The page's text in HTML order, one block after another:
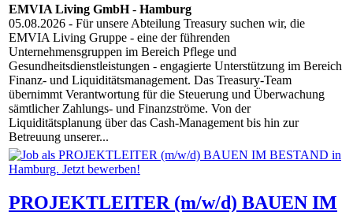
EMVIA Living GmbH- Hamburg
05.08.2026 - Für unsere Abteilung Treasury suchen wir, die
EMVIA Living Gruppe - eine der führenden
Unternehmensgruppen im Bereich Pflege und
Gesundheitsdienstleistungen - engagierte Unterstützung im Bereich
Finanz- und Liquiditätsmanagement. Das Treasury-Team
übernimmt Verantwortung für die Steuerung und Überwachung
sämtlicher Zahlungs- und Finanzströme. Von der
Liquiditätsplanung über das Cash-Management bis hin zur
Betreuung unserer...
PROJEKTLEITER (m/w/d) BAUEN IM